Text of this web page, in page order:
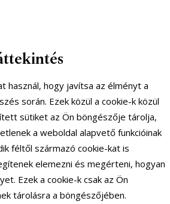
használ, hogy javítsa az élményt a
során. Ezek közül a cookie-k közül
sütiket az Ön böngészője tárolja,
a weboldal alapvető funkcióinak
féltől származó cookie-kat is
elemezni és megérteni, hogyan
Ezek a cookie-k csak az Ön
tárolásra a böngészőjében.